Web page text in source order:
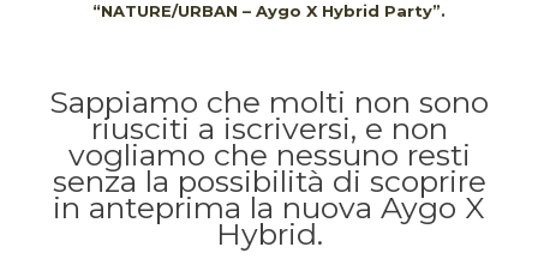
“NATURE/URBAN – Aygo X Hybrid Party”.
Sappiamo che molti non sono
riusciti a iscriversi, e non
vogliamo che nessuno resti
senza la possibilità di scoprire
in anteprima la nuova Aygo X
Hybrid.